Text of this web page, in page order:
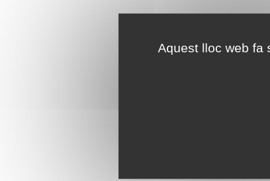
Aquest lloc web fa